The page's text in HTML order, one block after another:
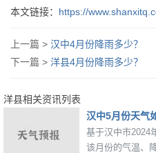
本文链接： https://
上一篇 > 汉中4月份降雨多少？
下一篇 > 洋县4月份降雨多少？
洋县相关资讯列表
汉中5月份天气
基于汉中市2024
该月份的气温、